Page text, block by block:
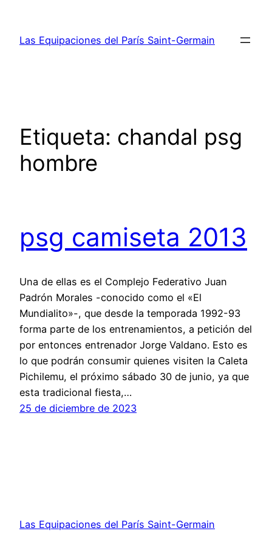
contenido
Las Equipaciones del París Saint-Germain
Etiqueta: chandal psg
hombre
psg camiseta 2013
Una de ellas es el Complejo Federativo Juan
Padrón Morales -conocido como el «El
Mundialito»-, que desde la temporada 1992-93
forma parte de los entrenamientos, a petición del
por entonces entrenador Jorge Valdano. Esto es
lo que podrán consumir quienes visiten la Caleta
Pichilemu, el próximo sábado 30 de junio, ya que
esta tradicional fiesta,…
25 de diciembre de 2023
Las Equipaciones del París Saint-Germain